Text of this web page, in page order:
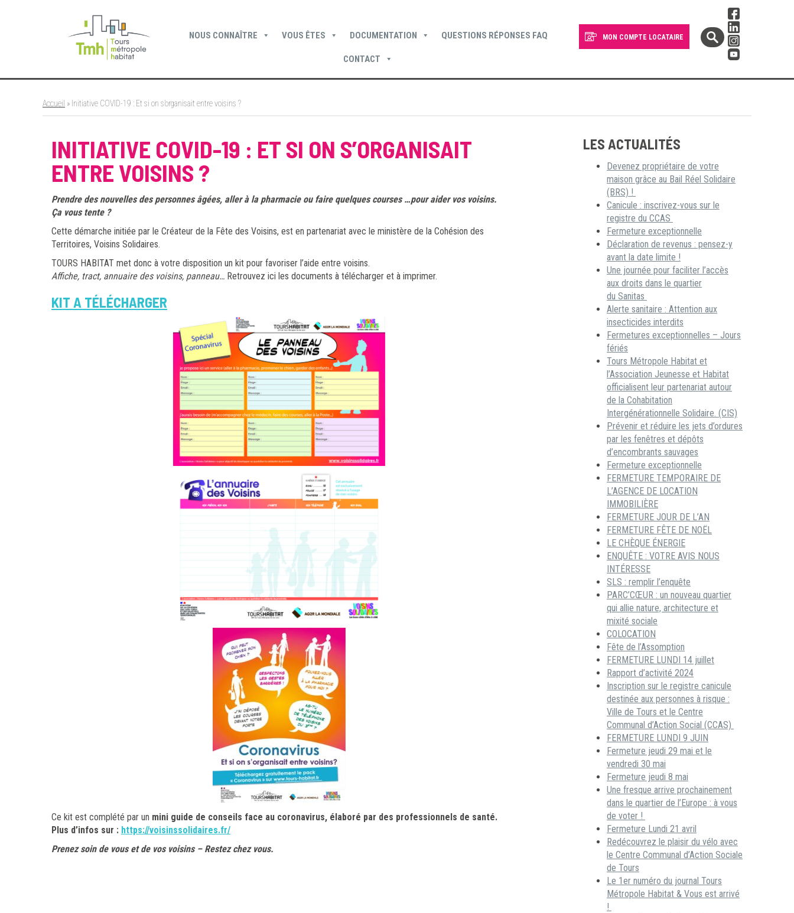
NOUS CONNAÎTRE VOUS ÊTES DOCUMENTATION QUESTIONS RÉPONSES FAQ
CONTACT
MON COMPTE LOCATAIRE
Accueil » Initiative COVID-19 : Et si on s’organisait entre voisins ?
LES ACTUALITÉS
Devenez propriétaire de votre
maison grâce au Bail Réel Solidaire
(BRS) !
Canicule : inscrivez-vous sur le
registre du CCAS
Fermeture exceptionnelle
Déclaration de revenus : pensez-y
avant la date limite !
Une journée pour faciliter l’accès
aux droits dans le quartier
du Sanitas
Alerte sanitaire : Attention aux
insecticides interdits
Fermetures exceptionnelles – Jours
fériés
Tours Métropole Habitat et
l’Association Jeunesse et Habitat
officialisent leur partenariat autour
de la Cohabitation
Intergénérationnelle Solidaire. (CIS)
Prévenir et réduire les jets d’ordures
par les fenêtres et dépôts
d’encombrants sauvages
Fermeture exceptionnelle
FERMETURE TEMPORAIRE DE
L’AGENCE DE LOCATION
IMMOBILIÈRE
FERMETURE JOUR DE L’AN
FERMETURE FÊTE DE NOËL
LE CHÈQUE ÉNERGIE
ENQUÊTE : VOTRE AVIS NOUS
INTÉRESSE
SLS : remplir l’enquête
PARC’CŒUR : un nouveau quartier
qui allie nature, architecture et
mixité sociale
COLOCATION
Fête de l’Assomption
FERMETURE LUNDI 14 juillet
Rapport d’activité 2024
Inscription sur le registre canicule
destinée aux personnes à risque :
Ville de Tours et le Centre
Communal d’Action Social (CCAS)
FERMETURE LUNDI 9 JUIN
Fermeture jeudi 29 mai et le
vendredi 30 mai
Fermeture jeudi 8 mai
Une fresque arrive prochainement
dans le quartier de l’Europe : à vous
de voter !
Fermeture Lundi 21 avril
Redécouvrez le plaisir du vélo avec
le Centre Communal d’Action Sociale
de Tours
Le 1er numéro du journal Tours
Métropole Habitat & Vous est arrivé
!
INITIATIVE COVID-19 : ET SI ON S’ORGANISAIT
ENTRE VOISINS ?
Prendre des nouvelles des personnes âgées, aller à la pharmacie ou faire quelques courses …pour aider vos voisins.
Ça vous tente ?
Cette démarche initiée par le Créateur de la Fête des Voisins, est en partenariat avec le ministère de la Cohésion des
Territoires, Voisins Solidaires.
TOURS HABITAT met donc à votre disposition un kit pour favoriser l’aide entre voisins.
Affiche, tract, annuaire des voisins, panneau… Retrouvez ici les documents à télécharger et à imprimer.
KIT A TÉLÉCHARGER
Ce kit est complété par un mini guide de conseils face au coronavirus, élaboré par des professionnels de santé.
Plus d’infos sur : https://voisinssolidaires.fr/
Prenez soin de vous et de vos voisins – Restez chez vous.